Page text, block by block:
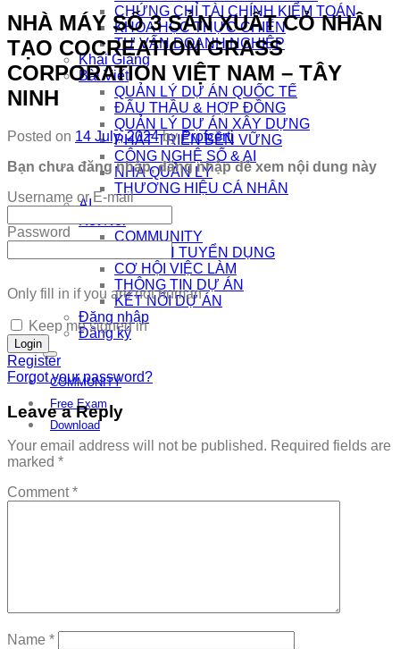
CHỨNG CHỈ TÀI CHÍNH KIỂM TOÁN
KHÓA HỌC THỰC CHIẾN
TƯ VẤN DOANH NGHIỆP
Khai Giảng
Bài Viết
QUẢN LÝ DỰ ÁN QUỐC TẾ
ĐẤU THẦU & HỢP ĐỒNG
QUẢN LÝ DỰ ÁN XÂY DỰNG
PHÁT TRIỂN BỀN VỮNG
CÔNG NGHỆ SỐ & AI
NHÀ QUẢN LÝ
THƯƠNG HIỆU CÁ NHÂN
AI
Kết Nối
COMMUNITY
EDTECH TUYỂN DỤNG
CƠ HỘI VIỆC LÀM
THÔNG TIN DỰ ÁN
KẾT NỐI DỰ ÁN
Đăng nhập
Đăng ký
COMMUNITY
Free Exam
Download
NHÀ MÁY SỐ 3 SẢN XUẤT CỎ NHÂN
TẠO COCREATION GRASS
CORPORATION VIỆT NAM – TÂY
NINH
Posted on 14 July, 2024 byProfcerti
Bạn chưa đăng nhập, đăng nhập để xem nội dung này
Username or E-mail
Password
Only fill in if you are not human
Keep me signed in
Register
Forgot your password?
Leave a Reply
Your email address will not be published. Required fields are
marked *
Comment*
Name *